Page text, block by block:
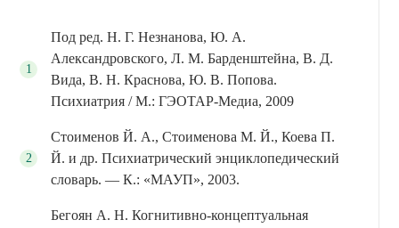
Под ред. Н. Г. Незнанова, Ю. А.
Александровского, Л. М. Барденштейна, В. Д.
Вида, В. Н. Краснова, Ю. В. Попова.
Психиатрия / М.: ГЭОТАР-Медиа, 2009
Стоименов Й. А., Стоименова М. Й., Коева П.
Й. и др. Психиатрический энциклопедический
словарь. — К.: «МАУП», 2003.
Бегоян А. Н. Когнитивно-концептуальная